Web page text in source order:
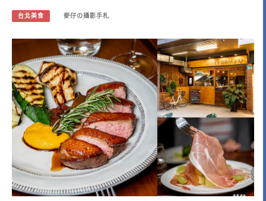
台北美食 麥仔の攝影手札